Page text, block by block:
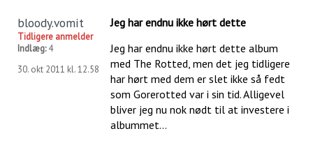
bloody.vomit
Tidligere anmelder
Indlæg:4
30. okt 2011 kl. 12.58
Jeg har endnu ikke hørt dette
Jeg har endnu ikke hørt dette album
med The Rotted, men det jeg tidligere
har hørt med dem er slet ikke så fedt
som Gorerotted var i sin tid. Alligevel
bliver jeg nu nok nødt til at investere i
albummet...